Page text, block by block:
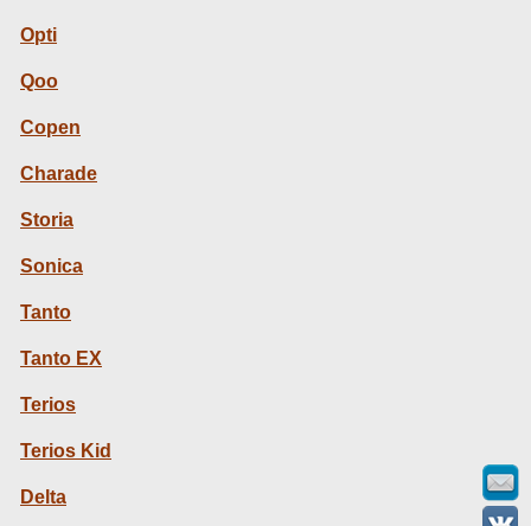
Opti
Qoo
Copen
Charade
Storia
Sonica
Tanto
Tanto EX
Terios
Terios Kid
Delta